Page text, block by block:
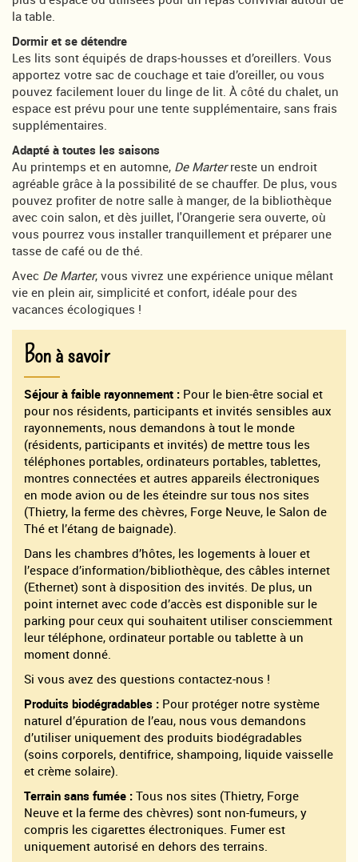
la table.
Dormir et se détendre
Les lits sont équipés de draps-housses et d’oreillers. Vous
apportez votre sac de couchage et taie d’oreiller, ou vous
pouvez facilement louer du linge de lit. À côté du chalet, un
espace est prévu pour une tente supplémentaire, sans frais
supplémentaires.
Adapté à toutes les saisons
Au printemps et en automne, De Marterreste un endroit
agréable grâce à la possibilité de se chauffer. De plus, vous
pouvez profiter de notre salle à manger, de la bibliothèque
avec coin salon, et dès juillet, l'Orangerie sera ouverte, où
vous pourrez vous installer tranquillement et préparer une
tasse de café ou de thé.
Avec De Marter, vous vivrez une expérience unique mêlant
vie en plein air, simplicité et confort, idéale pour des
vacances écologiques !
Bon à savoir
Séjour à faible rayonnement : Pour le bien-être social et
pour nos résidents, participants et invités sensibles aux
rayonnements, nous demandons à tout le monde
(résidents, participants et invités) de mettre tous les
téléphones portables, ordinateurs portables, tablettes,
montres connectées et autres appareils électroniques
en mode avion ou de les éteindre sur tous nos sites
(Thietry, la ferme des chèvres, Forge Neuve, le Salon de
Thé et l’étang de baignade).
Dans les chambres d’hôtes, les logements à louer et
l’espace d’information/bibliothèque, des câbles internet
(Ethernet) sont à disposition des invités. De plus, un
point internet avec code d’accès est disponible sur le
parking pour ceux qui souhaitent utiliser consciemment
leur téléphone, ordinateur portable ou tablette à un
moment donné.
Si vous avez des questions contactez-nous !
Produits biodégradables : Pour protéger notre système
naturel d’épuration de l’eau, nous vous demandons
d’utiliser uniquement des produits biodégradables
(soins corporels, dentifrice, shampoing, liquide vaisselle
et crème solaire).
Terrain sans fumée : Tous nos sites (Thietry, Forge
Neuve et la ferme des chèvres) sont non-fumeurs, y
compris les cigarettes électroniques. Fumer est
uniquement autorisé en dehors des terrains.